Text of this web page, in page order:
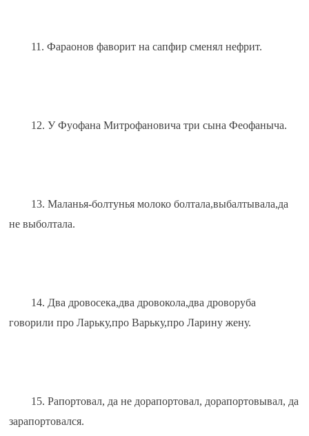
11. Фараонов фаворит на сапфир сменял нефрит.
12. У Фуофана Митрофановича три сына Феофаныча.
13. Маланья-болтунья молоко болтала,выбалтывала,да
не выболтала.
14. Два дровосека,два дровокола,два дроворуба
говорили про Ларьку,про Варьку,про Ларину жену.
15. Рапортовал, да не дорапортовал, дорапортовывал, да
зарапортовался.